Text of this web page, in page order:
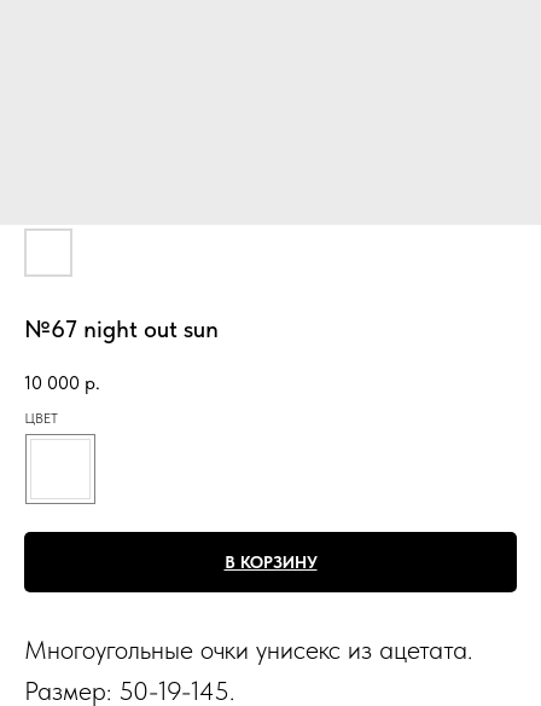
№67 night out sun
10 000 р.
ЦВЕТ
В КОРЗИНУ
Многоугольные очки унисекс из ацетата.
Размер: 50-19-145.